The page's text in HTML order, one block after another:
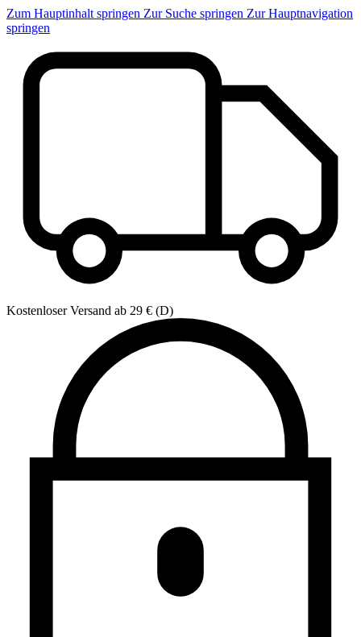
Zum Hauptinhalt springen Zur Suche springen Zur Hauptnavigation
springen
Kostenloser Versand ab 29 € (D)